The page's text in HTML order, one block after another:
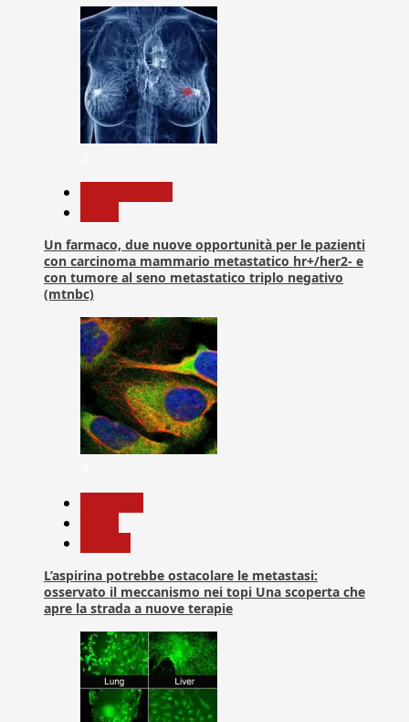
Un farmaco, due nuove opportunità per le pazienti
con carcinoma mammario metastatico hr+/her2- e
con tumore al seno metastatico triplo negativo
(mtnbc)
L’aspirina potrebbe ostacolare le metastasi:
osservato il meccanismo nei topi Una scoperta che
apre la strada a nuove terapie